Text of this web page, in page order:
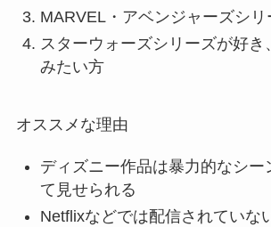
MARVEL・アベンジャーズシ
スターウォーズシリーズが好き
みたい方
オススメな理由
ディズニー作品は暴力的なシー
て見せられる
Netflixなどでは配信されていな